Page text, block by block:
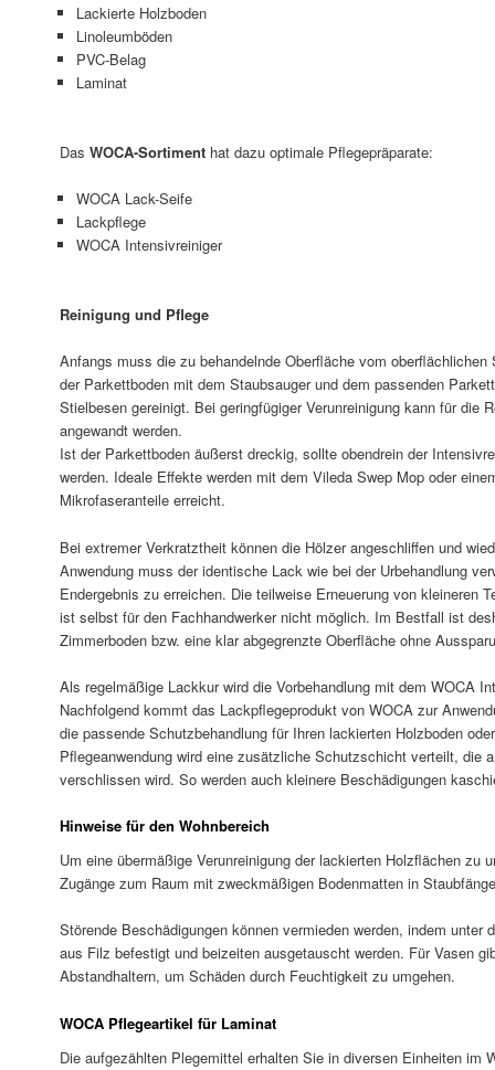
Lackierte Holzboden
Linoleumböden
PVC-Belag
Laminat
Das WOCA-Sortimenthat dazu optimale Pflegepräparate:
WOCA Lack-Seife
Lackpflege
WOCA Intensivreiniger
Reinigung und Pflege
Anfangs muss die zu behandelnde Oberfläche vom oberflächlichen
der Parkettboden mit dem Staubsauger und dem passenden
Stielbesen gereinigt. Bei geringfügiger Verunreinigung kann für die
angewandt werden.
Ist der Parkettboden äußerst dreckig, sollte obendrein der
werden. Ideale Effekte werden mit dem Vileda Swep Mop oder
Mikrofaseranteile erreicht.
Bei extremer Verkratztheit können die Hölzer angeschliffen und
Anwendung muss der identische Lack wie bei der Urbehandlung
Endergebnis zu erreichen. Die teilweise Erneuerung von kleineren
ist selbst für den Fachhandwerker nicht möglich. Im Bestfall ist
Zimmerboden bzw. eine klar abgegrenzte Oberfläche ohne
Als regelmäßige Lackkur wird die Vorbehandlung mit dem WOCA
Nachfolgend kommt das Lackpflegeprodukt von WOCA zur
die passende Schutzbehandlung für Ihren lackierten Holzboden
Pflegeanwendung wird eine zusätzliche Schutzschicht verteilt, die
verschlissen wird. So werden auch kleinere Beschädigungen
Hinweise für den Wohnbereich
Um eine übermäßige Verunreinigung der lackierten Holzflächen zu
Zugänge zum Raum mit zweckmäßigen Bodenmatten in
Störende Beschädigungen können vermieden werden, indem unter
aus Filz befestigt und beizeiten ausgetauscht werden. Für Vasen
Abstandhaltern, um Schäden durch Feuchtigkeit zu umgehen.
WOCA Pflegeartikel für Laminat
Die aufgezählten Plegemittel erhalten Sie in diversen Einheiten im